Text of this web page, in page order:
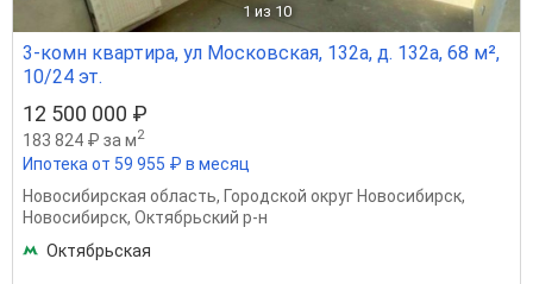
1 из 10
3-комн квартира, ул Московская, 132а, д. 132а, 68 м²,
10/24 эт.
12 500 000 ₽
183 824 ₽ за м2
Ипотека от 59 955 ₽ в месяц
Новосибирская область, Городской округ Новосибирск,
Новосибирск, Октябрьский р-н
Октябрьская